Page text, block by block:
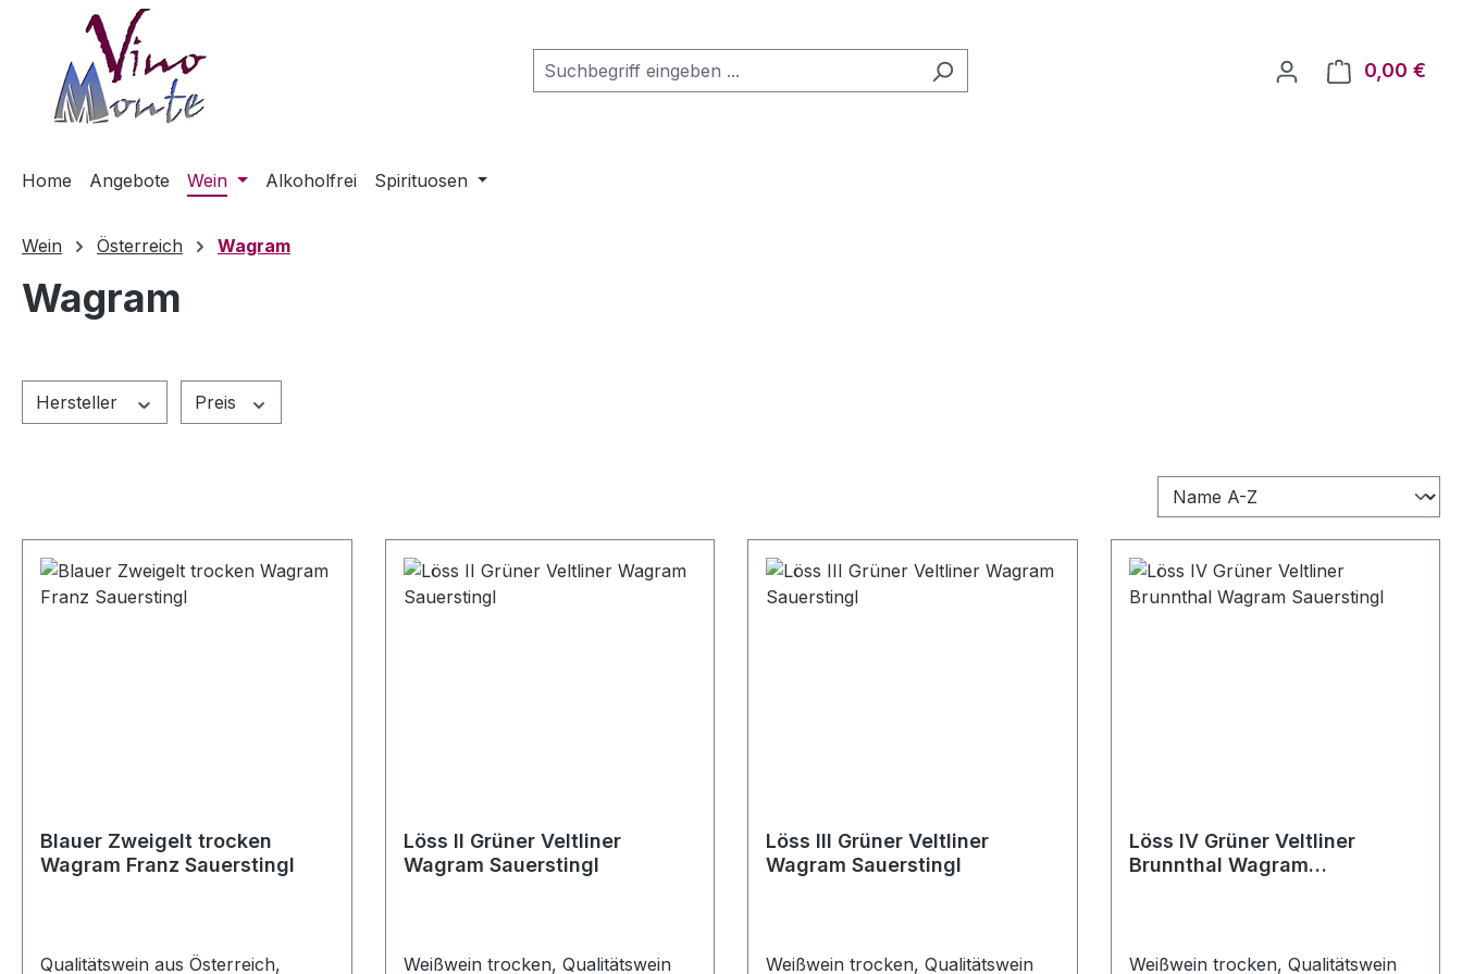
Hauptinhalt springen
Zur Suche springen
Zur Hauptnavigation springen
0,00 €
Home Angebote Wein Alkoholfrei Spirituosen
Wein Österreich Wagram
Wagram
Hersteller Preis
Blauer Zweigelt trocken
Wagram Franz Sauerstingl
Qualitätswein aus Österreich,
Löss II Grüner Veltliner
Wagram Sauerstingl
Weißwein trocken, Qualitätswein
Löss III Grüner Veltliner
Wagram Sauerstingl
Weißwein trocken, Qualitätswein
Löss IV Grüner Veltliner
Brunnthal Wagram
Weißwein trocken, Qualitätswein